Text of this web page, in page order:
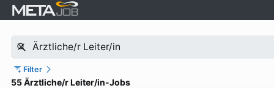
Filter
55 Ärztliche/r Leiter/in-Jobs